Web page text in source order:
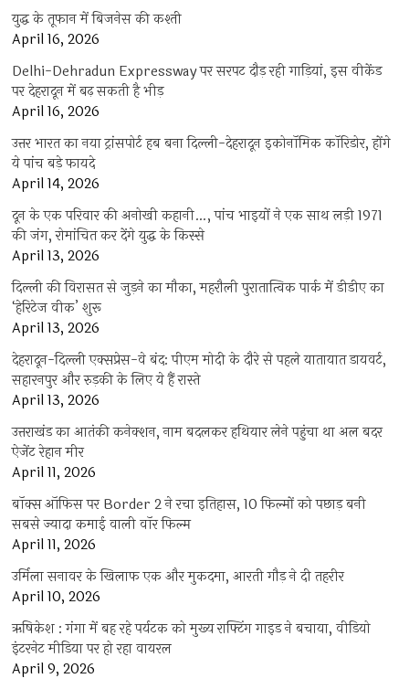
युद्ध के तूफान में बिजनेस की कश्ती
April 16, 2026
Delhi-Dehradun Expressway पर सरपट दौड़ रही गाड़ियां, इस वीकेंड
पर देहरादून में बढ़ सकती है भीड़
April 16, 2026
उत्तर भारत का नया ट्रांसपोर्ट हब बना दिल्ली-देहरादून इकोनॉमिक कॉरिडोर, होंगे
ये पांच बड़े फायदे
April 14, 2026
दून के एक परिवार की अनोखी कहानी…, पांच भाइयों ने एक साथ लड़ी 1971
की जंग, रोमांचित कर देंगे युद्ध के किस्से
April 13, 2026
दिल्ली की विरासत से जुड़ने का मौका, महरौली पुरातात्विक पार्क में डीडीए का
‘हेरिटेज वीक’ शुरू
April 13, 2026
देहरादून-दिल्ली एक्सप्रेस-वे बंद: पीएम मोदी के दौरे से पहले यातायात डायवर्ट,
सहारनपुर और रुड़की के लिए ये हैं रास्ते
April 13, 2026
उत्तराखंड का आतंकी कनेक्शन, नाम बदलकर हथियार लेने पहुंचा था अल बदर
ऐजेंट रेहान मीर
April 11, 2026
बॉक्स ऑफिस पर Border 2 ने रचा इतिहास, 10 फिल्मों को पछाड़ बनी
सबसे ज्यादा कमाई वाली वॉर फिल्म
April 11, 2026
उर्मिला सनावर के खिलाफ एक और मुकदमा, आरती गौड़ ने दी तहरीर
April 10, 2026
ऋषिकेश : गंगा में बह रहे पर्यटक को मुख्य राफ्टिंग गाइड ने बचाया, वीडियो
इंटरनेट मीडिया पर हो रहा वायरल
April 9, 2026